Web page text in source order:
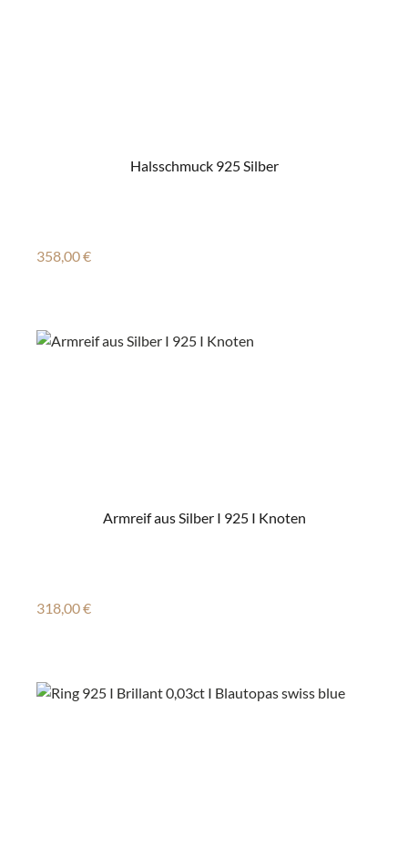
Halsschmuck 925 Silber
Regulärer Preis:
358,00 €
Armreif aus Silber I 925 I Knoten
Regulärer Preis:
318,00 €